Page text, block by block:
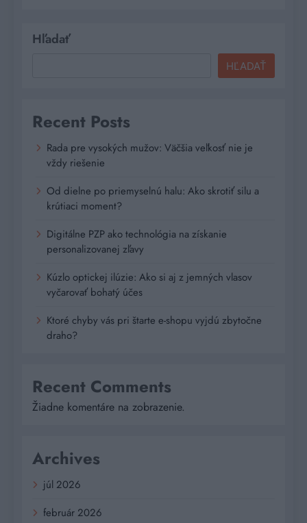
Hľadať
HĽADAŤ
Recent Posts
Rada pre vysokých mužov: Väčšia veľkosť nie je
vždy riešenie
Od dielne po priemyselnú halu: Ako skrotiť silu a
krútiaci moment?
Digitálne PZP ako technológia na získanie
personalizovanej zľavy
Kúzlo optickej ilúzie: Ako si aj z jemných vlasov
vyčarovať bohatý účes
Ktoré chyby vás pri štarte e-shopu vyjdú zbytočne
draho?
Recent Comments
Žiadne komentáre na zobrazenie.
Archives
júl 2026
február 2026